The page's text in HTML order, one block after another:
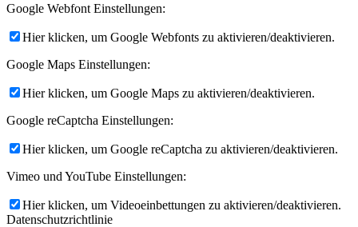
Google Webfont Einstellungen:
Hier klicken, um Google Webfonts zu aktivieren/deaktivieren.
Google Maps Einstellungen:
Hier klicken, um Google Maps zu aktivieren/deaktivieren.
Google reCaptcha Einstellungen:
Hier klicken, um Google reCaptcha zu aktivieren/deaktivieren.
Vimeo und YouTube Einstellungen:
Hier klicken, um Videoeinbettungen zu aktivieren/deaktivieren.
Datenschutzrichtlinie